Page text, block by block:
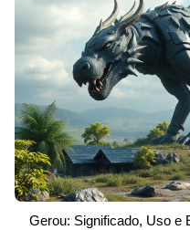
Gerou: Significado, Uso e